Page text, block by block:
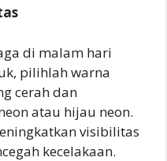
di malam hari
pilihlah warna
cerah dan
atau hijau neon.
visibilitas
kecelakaan.